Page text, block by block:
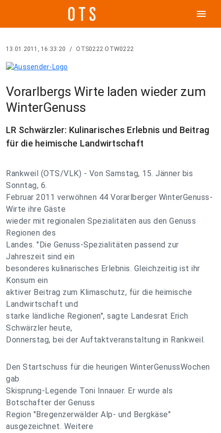
menu
13.01.2011, 16:33:20 / OTS0222 OTW0222
Vorarlbergs Wirte laden wieder zum
WinterGenuss
LR Schwärzler: Kulinarisches Erlebnis und Beitrag
für die heimische Landwirtschaft
Rankweil (OTS/VLK) - Von Samstag, 15. Jänner bis
Sonntag, 6.
Februar 2011 verwöhnen 44 Vorarlberger WinterGenuss-
Wirte ihre Gäste
wieder mit regionalen Spezialitäten aus den Genuss
Regionen des
Landes. "Die Genuss-Spezialitäten passend zur
Jahreszeit sind ein
besonderes kulinarisches Erlebnis. Gleichzeitig ist ihr
Konsum ein
aktiver Beitrag zum Klimaschutz, für die heimische
Landwirtschaft und
starke ländliche Regionen", sagte Landesrat Erich
Schwärzler heute,
Donnerstag, bei der Auftaktveranstaltung in Rankweil.
Den Startschuss für die heurigen WinterGenussWochen
gab
Skisprung-Legende Toni Innauer. Er wurde als
Botschafter der Genuss
Region "Bregenzerwälder Alp- und Bergkäse"
ausgezeichnet. Weitere